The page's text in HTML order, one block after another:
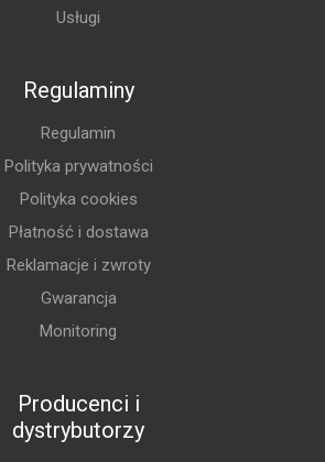
Usługi
Regulaminy
Regulamin
Polityka prywatności
Polityka cookies
Płatność i dostawa
Reklamacje i zwroty
Gwarancja
Monitoring
Producenci i
dystrybutorzy